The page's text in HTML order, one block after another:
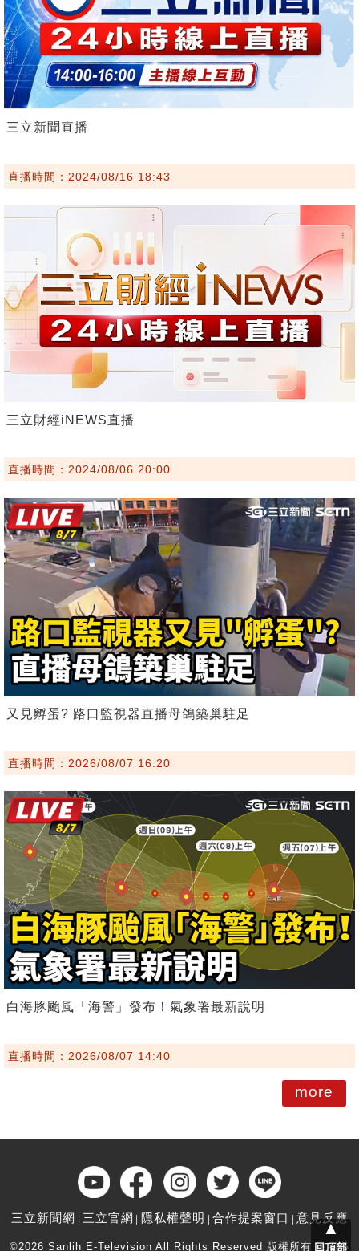
三立新聞直播
直播時間：2024/08/16 18:43
三立財經iNEWS直播
直播時間：2024/08/06 20:00
又見孵蛋? 路口監視器直播母鴿築巢駐足
直播時間：2026/08/07 16:20
白海豚颱風「海警」發布！氣象署最新說明
直播時間：2026/08/07 14:40
more
三立新聞網 三立官網 隱私權聲明 合作提案窗口 意見反應
©2026 Sanlih E-Television All Rights Reserved 版權所有 盜用必
▲
回頂部